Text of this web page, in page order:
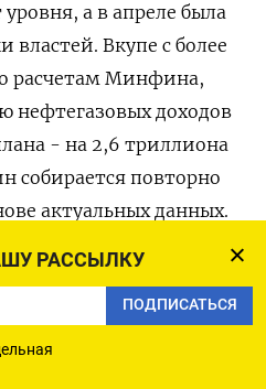
РАССЫЛКУ
ПОДПИСАТЬСЯ
а в апреле была
Вкупе с более
расчетам Минфина,
нефтегазовых доходов
- на 2,6 триллиона
собирается повторно
актуальных данных.
бюджета,
складывающейся
и приоритетам